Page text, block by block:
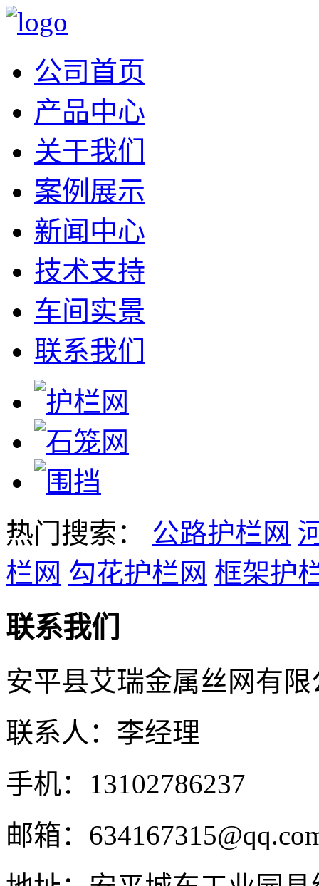
公司首页
产品中心
关于我们
案例展示
新闻中心
技术支持
车间实景
联系我们
热门搜索： 公路护栏网
栏网 勾花护栏网 框架护
联系我们
安平县艾瑞金属丝网有限
联系人：李经理
手机：13102786237
邮箱：